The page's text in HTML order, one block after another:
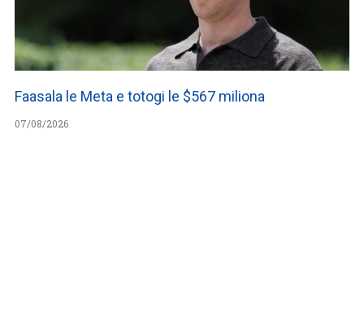
Faasala le Meta e totogi le $567 miliona
07/08/2026